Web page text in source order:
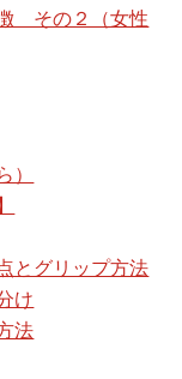
その２（女性
）
とグリップ方法
け
法